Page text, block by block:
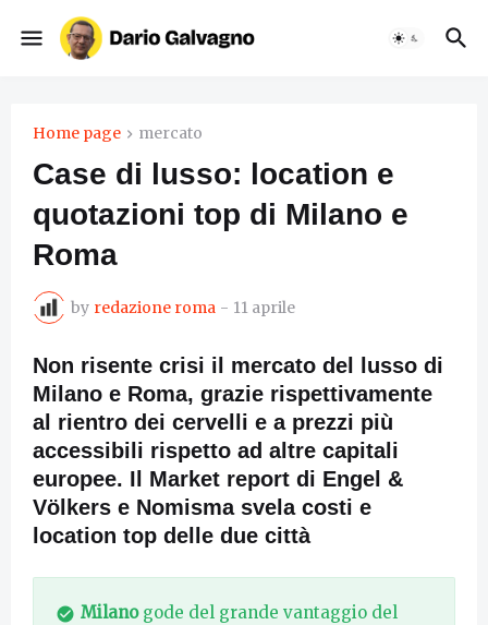
Home page mercato
Case di lusso: location e
quotazioni top di Milano e
Roma
by redazione roma - 11 aprile
Non risente crisi il mercato del lusso di
Milano e Roma, grazie rispettivamente
al rientro dei cervelli e a prezzi più
accessibili rispetto ad altre capitali
europee. Il Market report di Engel &
Völkers e Nomisma svela costi e
location top delle due città
Milanogode del grande vantaggio del